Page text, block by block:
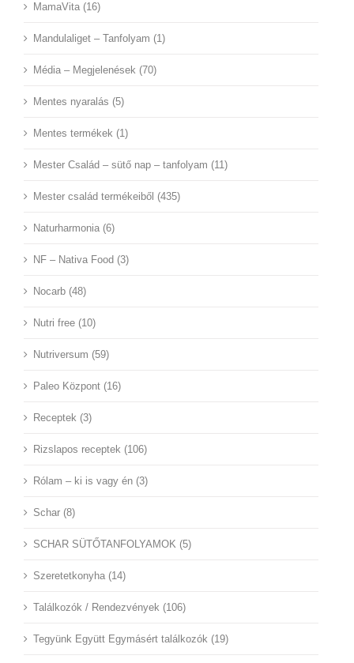
MamaVita (16)
Mandulaliget – Tanfolyam (1)
Média – Megjelenések (70)
Mentes nyaralás (5)
Mentes termékek (1)
Mester Család – sütő nap – tanfolyam (11)
Mester család termékeiből (435)
Naturharmonia (6)
NF – Nativa Food (3)
Nocarb (48)
Nutri free (10)
Nutriversum (59)
Paleo Központ (16)
Receptek (3)
Rizslapos receptek (106)
Rólam – ki is vagy én (3)
Schar (8)
SCHAR SÜTŐTANFOLYAMOK (5)
Szeretetkonyha (14)
Találkozók / Rendezvények (106)
Tegyünk Együtt Egymásért találkozók (19)